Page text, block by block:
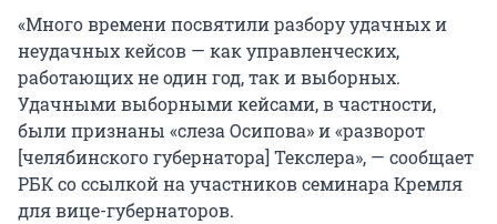
«Много времени посвятили разбору удачных и
неудачных кейсов — как управленческих,
работающих не один год, так и выборных.
Удачными выборными кейсами, в частности,
были признаны «слеза Осипова» и «разворот
[челябинского губернатора] Текслера», — сообщает
РБК со ссылкой на участников семинара Кремля
для вице-губернаторов.